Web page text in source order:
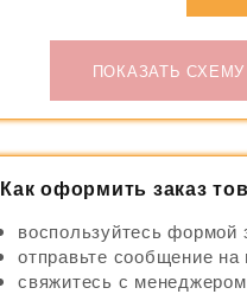
ПОКАЗАТЬ
Как оформить заказ
воспользуйтесь формой
отправьте сообщение
свяжитесь с